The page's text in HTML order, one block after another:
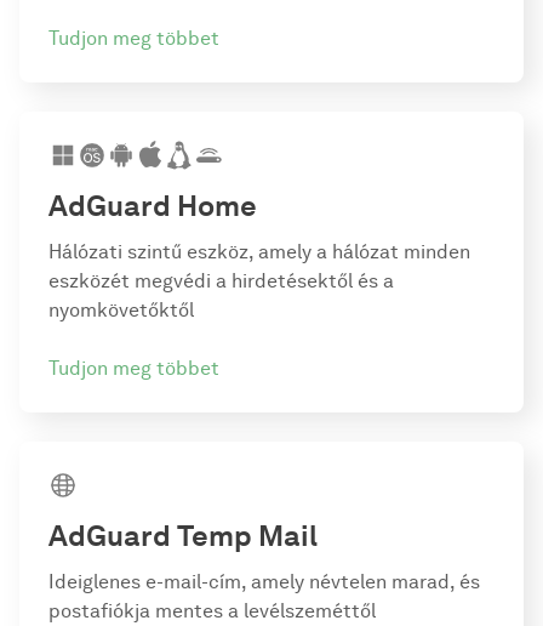
Tudjon meg többet
AdGuard Home
Hálózati szintű eszköz, amely a hálózat minden
eszközét megvédi a hirdetésektől és a
nyomkövetőktől
Tudjon meg többet
AdGuard Temp Mail
Ideiglenes e-mail-cím, amely névtelen marad, és
postafiókja mentes a levélszeméttől